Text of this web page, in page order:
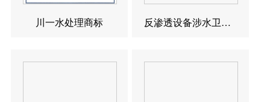
川一水处理商标 反渗透设备涉水卫生许可批件